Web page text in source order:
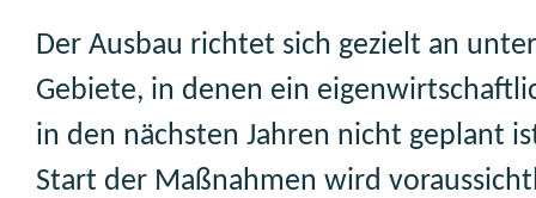
Der Ausbau richtet sich gezielt an
Gebiete, in denen ein
in den nächsten Jahren nicht geplant
Start der Maßnahmen wird